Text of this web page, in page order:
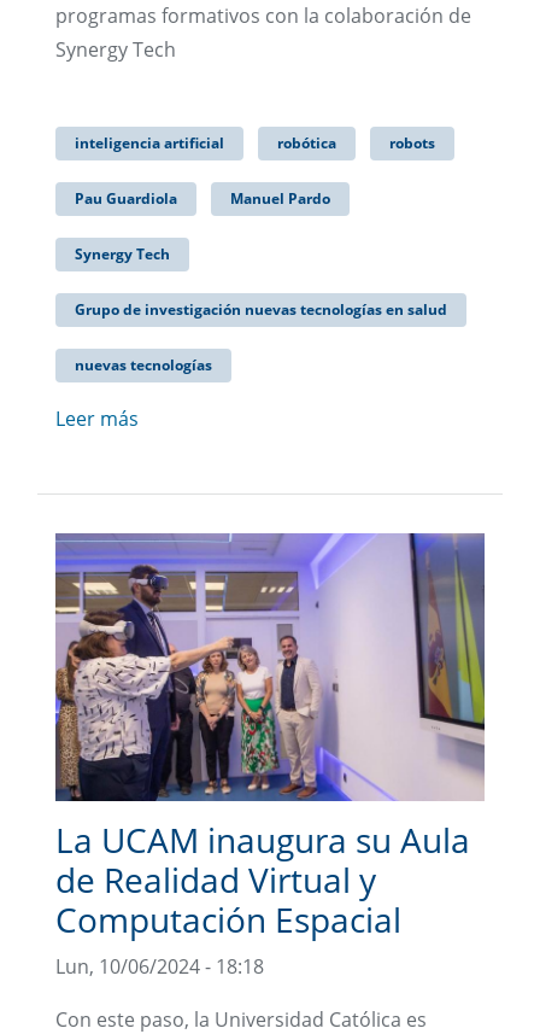
programas formativos con la colaboración de
Synergy Tech
inteligencia artificial robótica robots
Pau Guardiola Manuel Pardo
Synergy Tech
Grupo de investigación nuevas tecnologías en salud
nuevas tecnologías
Leer más
La UCAM inaugura su Aula
de Realidad Virtual y
Computación Espacial
Lun, 10/06/2024 - 18:18
Con este paso, la Universidad Católica es